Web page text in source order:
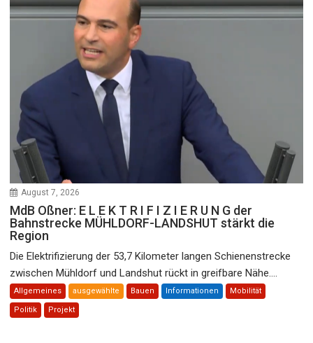
August 7, 2026
MdB Oßner: E L E K T R I F I Z I E R U N G der
Bahnstrecke MÜHLDORF-LANDSHUT stärkt die
Region
Die Elektrifizierung der 53,7 Kilometer langen Schienenstrecke
zwischen Mühldorf und Landshut rückt in greifbare Nähe....
Allgemeines ausgewählte Bauen Informationen Mobilität
Politik Projekt